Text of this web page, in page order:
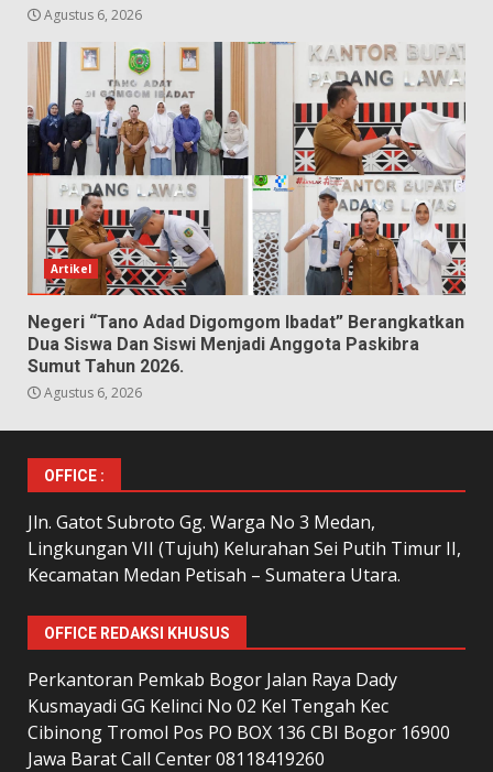
Agustus 6, 2026
Artikel
Negeri “Tano Adad Digomgom Ibadat” Berangkatkan
Dua Siswa Dan Siswi Menjadi Anggota Paskibra
Sumut Tahun 2026.
Agustus 6, 2026
OFFICE :
Jln. Gatot Subroto Gg. Warga No 3 Medan,
Lingkungan VII (Tujuh) Kelurahan Sei Putih Timur II,
Kecamatan Medan Petisah – Sumatera Utara.
OFFICE REDAKSI KHUSUS
Perkantoran Pemkab Bogor Jalan Raya Dady
Kusmayadi GG Kelinci No 02 Kel Tengah Kec
Cibinong Tromol Pos PO BOX 136 CBI Bogor 16900
Jawa Barat Call Center 08118419260